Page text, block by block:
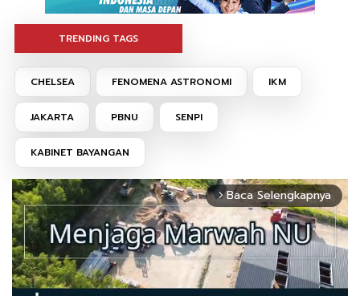
TRENDING TAGS
CHELSEA FENOMENA ASTRONOMI IKM
JAKARTA PBNU SENPI
KABINET BAYANGAN
arrow_forward_ios Baca Selengkapnya